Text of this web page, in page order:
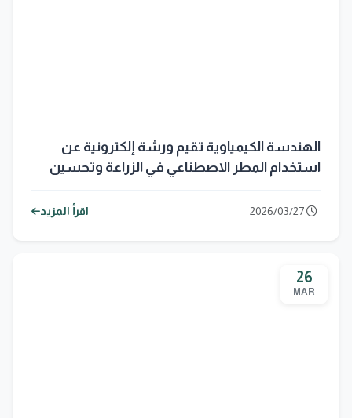
الهندسة الكيمياوية تقيم ورشة إلكترونية عن
استخدام المطر الاصطناعي في الزراعة وتحسين
اقرأ المزيد
26
MAR